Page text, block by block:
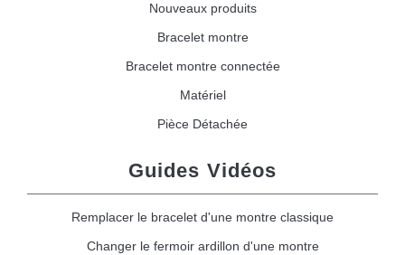
Nouveaux produits
Bracelet montre
Bracelet montre connectée
Matériel
Pièce Détachée
Guides Vidéos
Remplacer le bracelet d'une montre classique
Changer le fermoir ardillon d'une montre